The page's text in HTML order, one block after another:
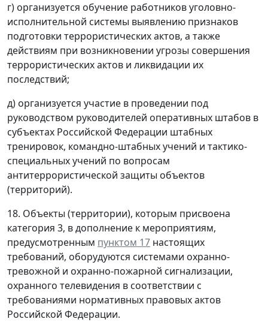
г) организуется обучение работников уголовно-
исполнительной системы выявлению признаков
подготовки террористических актов, а также
действиям при возникновении угрозы совершения
террористических актов и ликвидации их
последствий;
д) организуется участие в проведении под
руководством руководителей оперативных штабов в
субъектах Российской Федерации штабных
тренировок, командно-штабных учений и тактико-
специальных учений по вопросам
антитеррористической защиты объектов
(территорий).
18. Объекты (территории), которым присвоена
категория 3, в дополнение к мероприятиям,
предусмотренным пунктом 17 настоящих
требований, оборудуются системами охранно-
тревожной и охранно-пожарной сигнализации,
охранного телевидения в соответствии с
требованиями нормативных правовых актов
Российской Федерации.